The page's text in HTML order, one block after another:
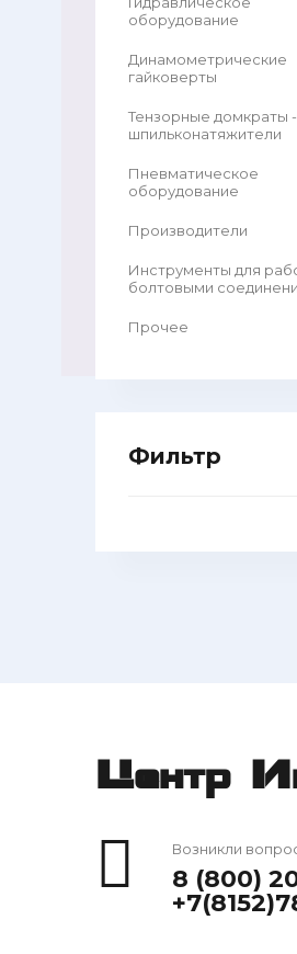
оборудование
Динамометрические
гайковерты
Тензорные домкраты -
шпильконатяжители
Пневматическое
оборудование
Производители
Инструменты для
болтовыми
Прочее
Фильтр
Центр
Возникли
8 (800)